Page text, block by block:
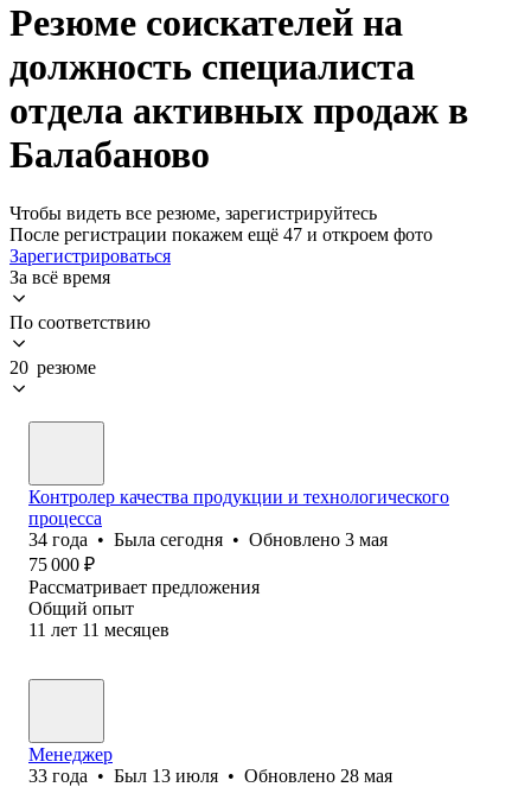
Резюме соискателей на
должность специалиста
отдела активных продаж в
Балабаново
Чтобы видеть все резюме, зарегистрируйтесь
После регистрации покажем ещё 47 и откроем фото
Зарегистрироваться
За всё время
По соответствию
20 резюме
Контролер качества продукции и технологического
процесса
34 года • Была сегодня • Обновлено 3 мая
75 000 ₽
Рассматривает предложения
Общий опыт
11 лет 11 месяцев
Менеджер
33 года • Был 13 июля • Обновлено 28 мая